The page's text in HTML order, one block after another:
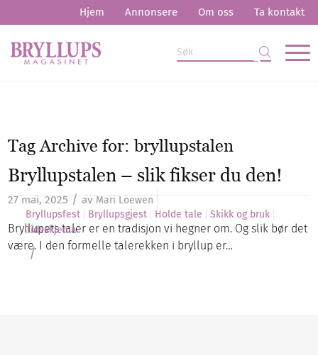
Hjem Annonsere Om oss Ta kontakt
Tag Archive for:bryllupstalen
Bryllupstalen – slik fikser du den!
27 mai, 2025 / av Mari Loewen
Bryllupets taler er en tradisjon vi hegner om. Og slik bør det
være. I den formelle talerekken i bryllup er…
Bryllupsfest Bryllupsgjest Holde tale
Skikk og bruk
Tidsskjema
/